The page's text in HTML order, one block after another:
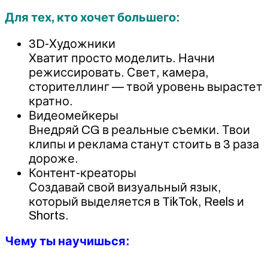
Для тех, кто хочет большего:
3D-Художники
Хватит просто моделить. Начни
режиссировать. Свет, камера,
сторителлинг — твой уровень вырастет
кратно.
Видеомейкеры
Внедряй CG в реальные съемки. Твои
клипы и реклама станут стоить в 3 раза
дороже.
Контент-креаторы
Создавай свой визуальный язык,
который выделяется в TikTok, Reels и
Shorts.
Чему ты научишься: